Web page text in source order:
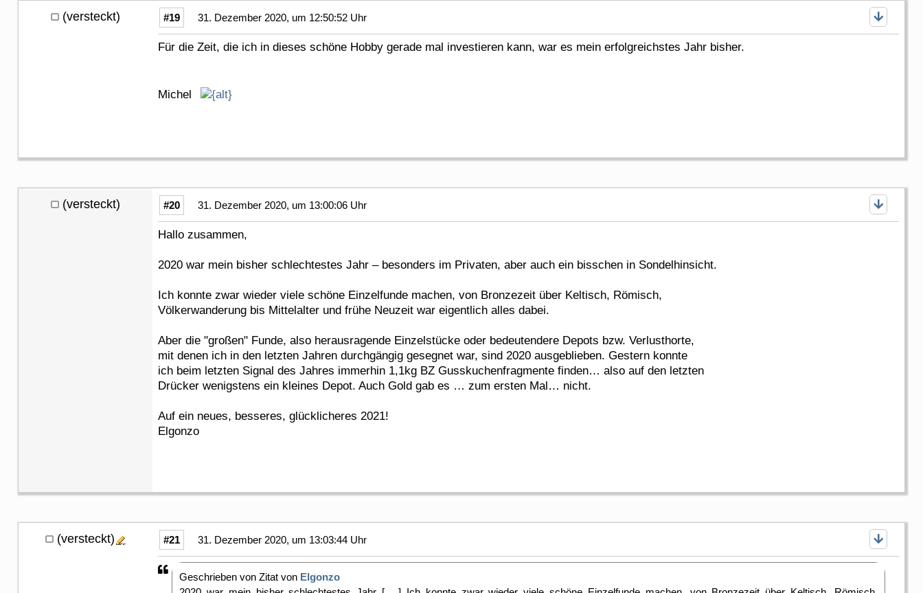
(versteckt) #19 31. Dezember 2020, um 12:50:52 Uhr
Für die Zeit, die ich in dieses schöne Hobby gerade mal investieren kann, war es mein erfolgreichstes Jahr bisher.
Michel
(versteckt) #20 31. Dezember 2020, um 13:00:06 Uhr
Hallo zusammen,
2020 war mein bisher schlechtestes Jahr – besonders im Privaten, aber auch ein bisschen in Sondelhinsicht.
Ich konnte zwar wieder viele schöne Einzelfunde machen, von Bronzezeit über Keltisch, Römisch,
Völkerwanderung bis Mittelalter und frühe Neuzeit war eigentlich alles dabei.
Aber die "großen" Funde, also herausragende Einzelstücke oder bedeutendere Depots bzw. Verlusthorte,
mit denen ich in den letzten Jahren durchgängig gesegnet war, sind 2020 ausgeblieben. Gestern konnte
ich beim letzten Signal des Jahres immerhin 1,1kg BZ Gusskuchenfragmente finden… also auf den letzten
Drücker wenigstens ein kleines Depot. Auch Gold gab es … zum ersten Mal… nicht.
Auf ein neues, besseres, glücklicheres 2021!
Elgonzo
(versteckt) #21 31. Dezember 2020, um 13:03:44 Uhr
Geschrieben von Zitat von Elgonzo